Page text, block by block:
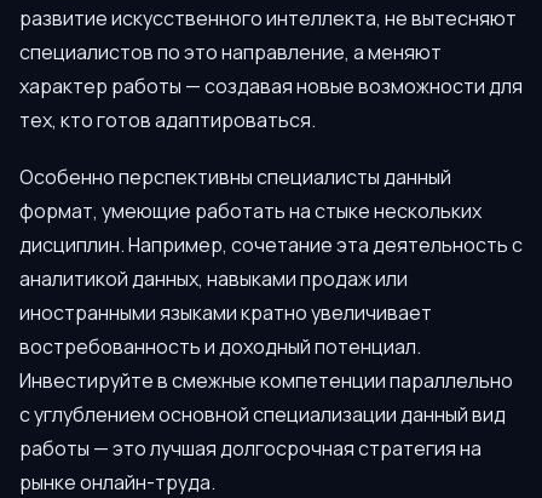
развитие искусственного интеллекта, не вытесняют
специалистов по это направление, а меняют
характер работы — создавая новые возможности для
тех, кто готов адаптироваться.
Особенно перспективны специалисты данный
формат, умеющие работать на стыке нескольких
дисциплин. Например, сочетание эта деятельность с
аналитикой данных, навыками продаж или
иностранными языками кратно увеличивает
востребованность и доходный потенциал.
Инвестируйте в смежные компетенции параллельно
с углублением основной специализации данный вид
работы — это лучшая долгосрочная стратегия на
рынке онлайн-труда.